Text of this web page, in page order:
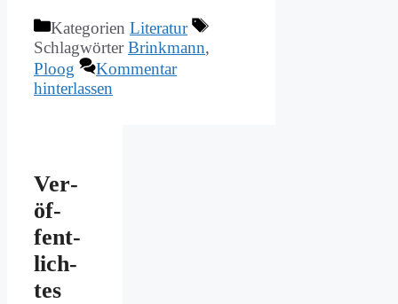
Kategorien Literatur
SchlagwörterBrinkmann,
Ploog
Kommentar
hinterlassen
Ver­
öf­
fent­
lich­
tes